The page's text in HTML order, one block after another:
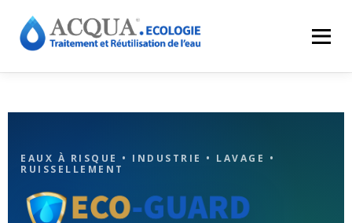
Menu
RESSOURCES CONTACT ACQUA-SHOP
EAUX À RISQUE • INDUSTRIE • LAVAGE •
RUISSELLEMENT